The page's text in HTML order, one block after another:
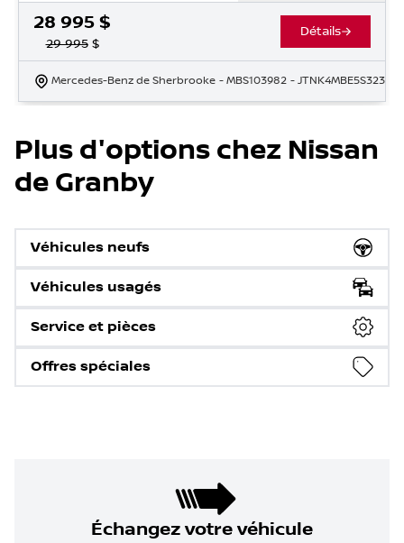
28 995 $
29 995$
Détails
Mercedes-Benz de Sherbrooke - MBS103982 -
Plus d'options chez Nissan
de Granby
Véhicules neufs
Véhicules usagés
Service et pièces
Offres spéciales
Échangez votre véhicule